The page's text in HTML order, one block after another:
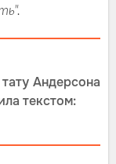
Андерсона
текстом: